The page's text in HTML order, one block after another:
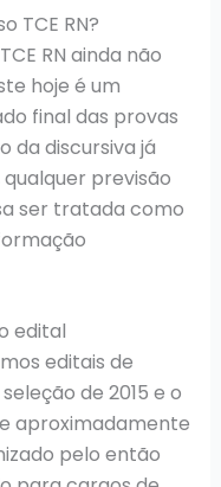
TCE RN?
RN ainda não
hoje é um
final das provas
da discursiva já
previsão
ser tratada como
edital
editais de
de 2015 e o
aproximadamente
pelo então